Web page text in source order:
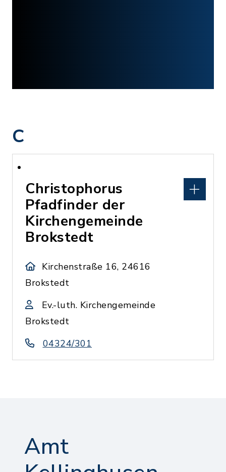
C
Christophorus
Pfadfinder der
Kirchengemeinde
Brokstedt
Kirchenstraße 16, 24616
Brokstedt
Ev.-luth. Kirchengemeinde
Brokstedt
04324/301
Amt